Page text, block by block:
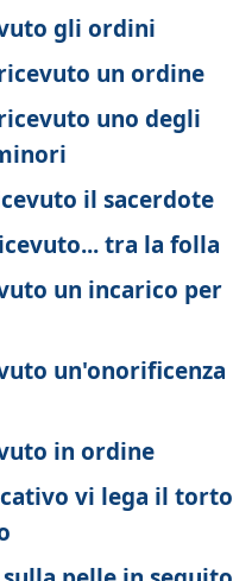
gli ordini
un ordine
uno degli
il sacerdote
tra la folla
un incarico per
un'onorificenza
in ordine
vi lega il torto